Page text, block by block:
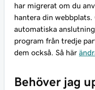
har migrerat om du
hantera din
automatiska
program från tredje
dem också. Så här
Behöver jag